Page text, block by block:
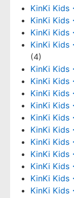
KinKi Kids
KinKi Kids
KinKi Kids
KinKi Kids
(4)
KinKi Kids
KinKi Kids
KinKi Kids
KinKi Kids
KinKi Kids
KinKi Kids
KinKi Kids
KinKi Kids
KinKi Kids
KinKi Kids
KinKi Kids